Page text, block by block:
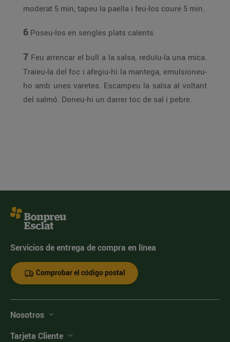
moderat 5 min, tapeu la paella i feu-los coure 5 min.
6 Poseu-los en sengles plats calents.
7 Feu arrencar el bull a la salsa, reduïu-la una mica.
Traieu-la del foc i afegiu-hi la mantega, emulsioneu-
ho amb unes varetes. Escampeu la salsa al voltant
del salmó. Doneu-hi un darrer toc de sal i pebre.
Servicios de entrega de compra en línea
Comprobar el código postal
Nosotros
Tarjeta Cliente